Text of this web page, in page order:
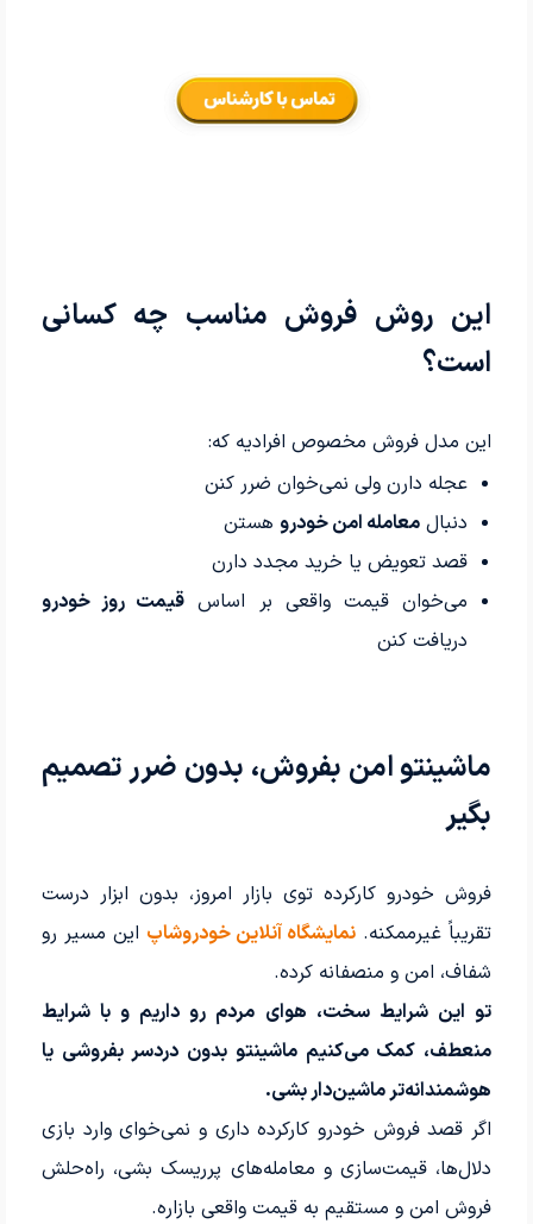
این روش فروش مناسب چه کسانی
است؟
این مدل فروش مخصوص افرادیه که:
عجله دارن ولی نمی‌خوان ضرر کنن
دنبال معامله امن خودروهستن
قصد تعویض یا خرید مجدد دارن
می‌خوان قیمت واقعی بر اساس قیمت روز خودرو
دریافت کنن
ماشینتو امن بفروش، بدون ضرر تصمیم
بگیر
فروش خودرو کارکرده توی بازار امروز، بدون ابزار درست
تقریباً غیرممکنه. نمایشگاه آنلاین خودروشاپ این مسیر رو
شفاف، امن و منصفانه کرده.
تو این شرایط سخت، هوای مردم رو داریم و با شرایط
منعطف، کمک می‌کنیم ماشینتو بدون دردسر بفروشی یا
هوشمندانه‌تر ماشین‌دار بشی.
اگر قصد فروش خودرو کارکرده داری و نمی‌خوای وارد بازی
دلال‌ها، قیمت‌سازی و معامله‌های پرریسک بشی، راه‌حلش
فروش امن و مستقیم به قیمت واقعی بازاره.